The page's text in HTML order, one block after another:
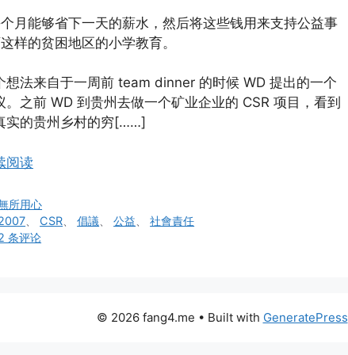
月能够省下一天的薪水，然后将这些钱用来支持公益事
样的贫困地区的小学教育。
想法来自于一周前 team dinner 的时候 WD 提出的一个
。之前 WD 到贵州去做一个矿业企业的 CSR 项目，看到
实的贵州乡村的穷[……]
阅读
所用心
CSR 、倡議 、公益 、社會責任
条评论
© 2026 fang4.me • Built with GeneratePress